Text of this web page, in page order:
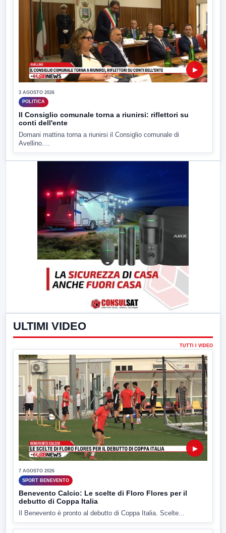
▶
3 AGOSTO 2026
POLITICA
Il Consiglio comunale torna a riunirsi: riflettori su
conti dell'ente
Domani mattina torna a riunirsi il Consiglio comunale di
Avellino....
ULTIMI VIDEO
TUTTI I VIDEO
▶
7 AGOSTO 2026
SPORT BENEVENTO
Benevento Calcio: Le scelte di Floro Flores per il
debutto di Coppa Italia
Il Benevento è pronto al debutto di Coppa Italia. Scelte...